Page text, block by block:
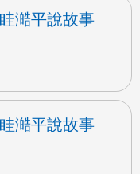
澔平說故事
澔平說故事